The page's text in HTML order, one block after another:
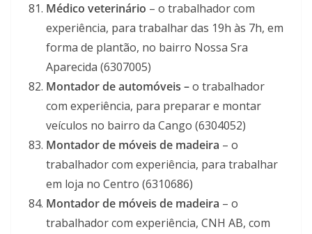
Médico veterinário – o trabalhador com
experiência, para trabalhar das 19h às 7h, em
forma de plantão, no bairro Nossa Sra
Aparecida (6307005)
Montador de automóveis –o trabalhador
com experiência, para preparar e montar
veículos no bairro da Cango (6304052)
Montador de móveis de madeira – o
trabalhador com experiência, para trabalhar
em loja no Centro (6310686)
Montador de móveis de madeira – o
trabalhador com experiência, CNH AB, com